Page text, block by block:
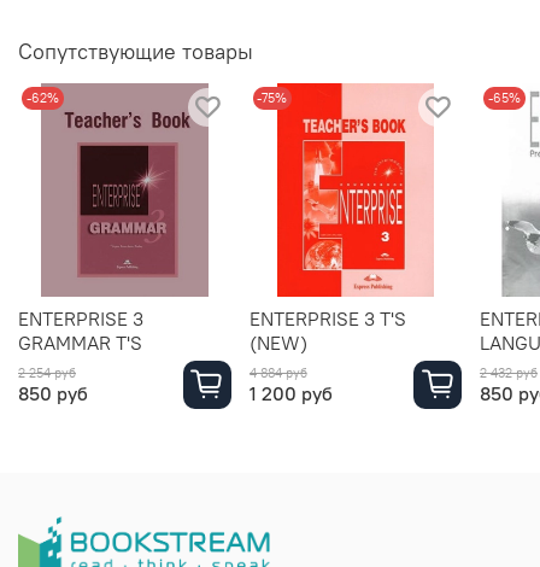
Сопутствующие товары
-62%
ENTERPRISE 3
GRAMMAR T'S
2 254 руб
850 руб
-75%
ENTERPRISE 3 T'S
(NEW)
4 884 руб
1 200 руб
-65%
2 432 руб
850